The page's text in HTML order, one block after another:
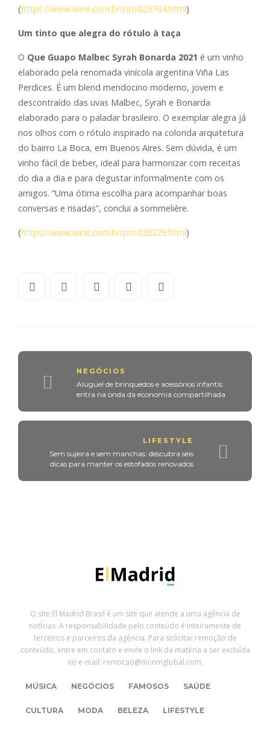
(https://www.wine.com.br/prod29764.html)
Um tinto que alegra do rótulo à taça
O Que Guapo Malbec Syrah Bonarda 2021 é um vinho
elaborado pela renomada vinícola argentina Viña Las
Perdices. É um blend mendocino moderno, jovem e
descontraído das uvas Malbec, Syrah e Bonarda
elaborado para o paladar brasileiro. O exemplar alegra já
nos olhos com o rótulo inspirado na colorida arquitetura
do bairro La Boca, em Buenos Aires. Sem dúvida, é um
vinho fácil de beber, ideal para harmonizar com receitas
do dia a dia e para degustar informalmente com os
amigos. “Uma ótima escolha para acompanhar boas
conversas e risadas”, conclui a sommelière.
(https://www.wine.com.br/prod28229.html)
NEGÓCIOS
Aluguel de brinquedos e acessórios infantis
entra na onda da economia compartilhada
LIFESTYLE
Sem sujeira e sem manchas: descubra seis
dicas para manter os estofados renovados
O site El Madrid Brasil é um site que atende a uma agência de
notícias. A responsabilidade pelo conteúdo é inteiramente de
terceiros e parceiros da agência. Para solicitar remoção de
conteúdo, entre em contato e envie o link da matéria a ser excluída
no e-mail: remocao@mcomglobal.com.
MÚSICA NEGÓCIOS FAMOSOS SAÚDE
CULTURA MODA BELEZA LIFESTYLE